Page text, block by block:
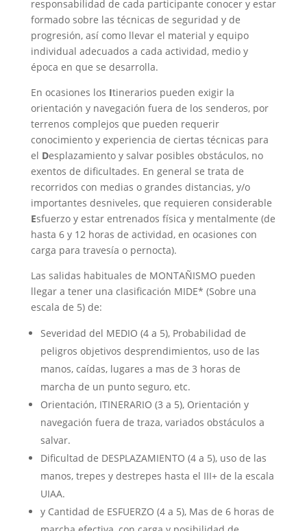
responsabilidad de cada participante conocer y estar
formado sobre las técnicas de seguridad y de
progresión, así como llevar el material y equipo
individual adecuados a cada actividad, medio y
época en que se desarrolla.
En ocasiones los Itinerarios pueden exigir la
orientación y navegación fuera de los senderos, por
terrenos complejos que pueden requerir
conocimiento y experiencia de ciertas técnicas para
el Desplazamiento y salvar posibles obstáculos, no
exentos de dificultades. En general se trata de
recorridos con medias o grandes distancias, y/o
importantes desniveles, que requieren considerable
Esfuerzo y estar entrenados física y mentalmente (de
hasta 6 y 12 horas de actividad, en ocasiones con
carga para travesía o pernocta).
Las salidas habituales de MONTAÑISMO pueden
llegar a tener una clasificación MIDE* (Sobre una
escala de 5) de:
Severidad del MEDIO (4 a 5), Probabilidad de
peligros objetivos desprendimientos, uso de las
manos, caídas, lugares a mas de 3 horas de
marcha de un punto seguro, etc.
Orientación, ITINERARIO (3 a 5), Orientación y
navegación fuera de traza, variados obstáculos a
salvar.
Dificultad de DESPLAZAMIENTO (4 a 5), uso de las
manos, trepes y destrepes hasta el III+ de la escala
UIAA.
y Cantidad de ESFUERZO (4 a 5), Mas de 6 horas de